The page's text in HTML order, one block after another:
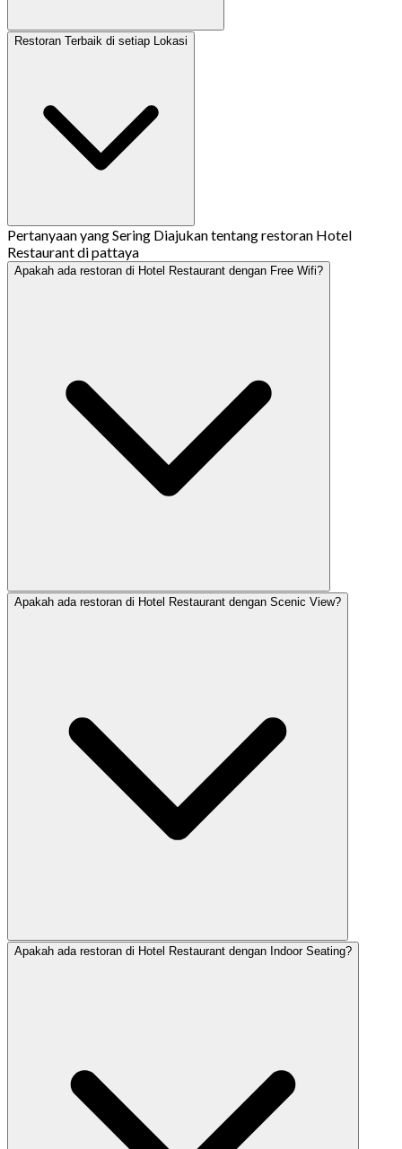
Restoran Terbaik di setiap Lokasi
Pertanyaan yang Sering Diajukan tentang restoran Hotel
Restaurant di pattaya
Apakah ada restoran di Hotel Restaurant dengan Free Wifi?
Apakah ada restoran di Hotel Restaurant dengan Scenic View?
Apakah ada restoran di Hotel Restaurant dengan Indoor Seating?